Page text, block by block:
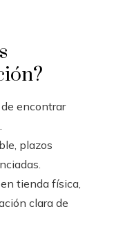
encontrar
plazos
tienda física,
clara de